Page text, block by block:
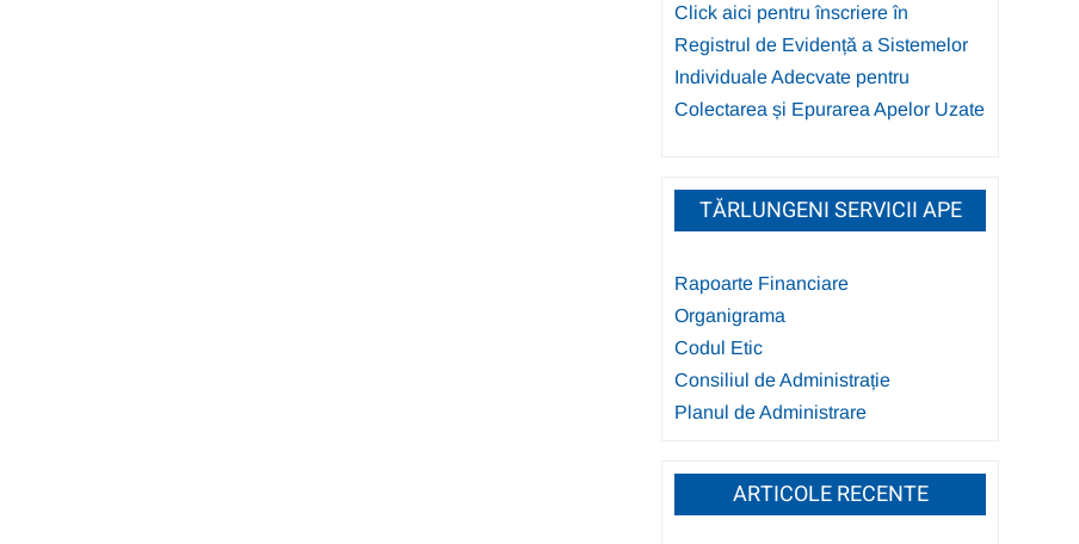
Click aici pentru înscriere în
Registrul de Evidență a Sistemelor
Individuale Adecvate pentru
Colectarea și Epurarea Apelor Uzate
TĂRLUNGENI SERVICII APE
Rapoarte Financiare
Organigrama
Codul Etic
Consiliul de Administrație
Planul de Administrare
ARTICOLE RECENTE